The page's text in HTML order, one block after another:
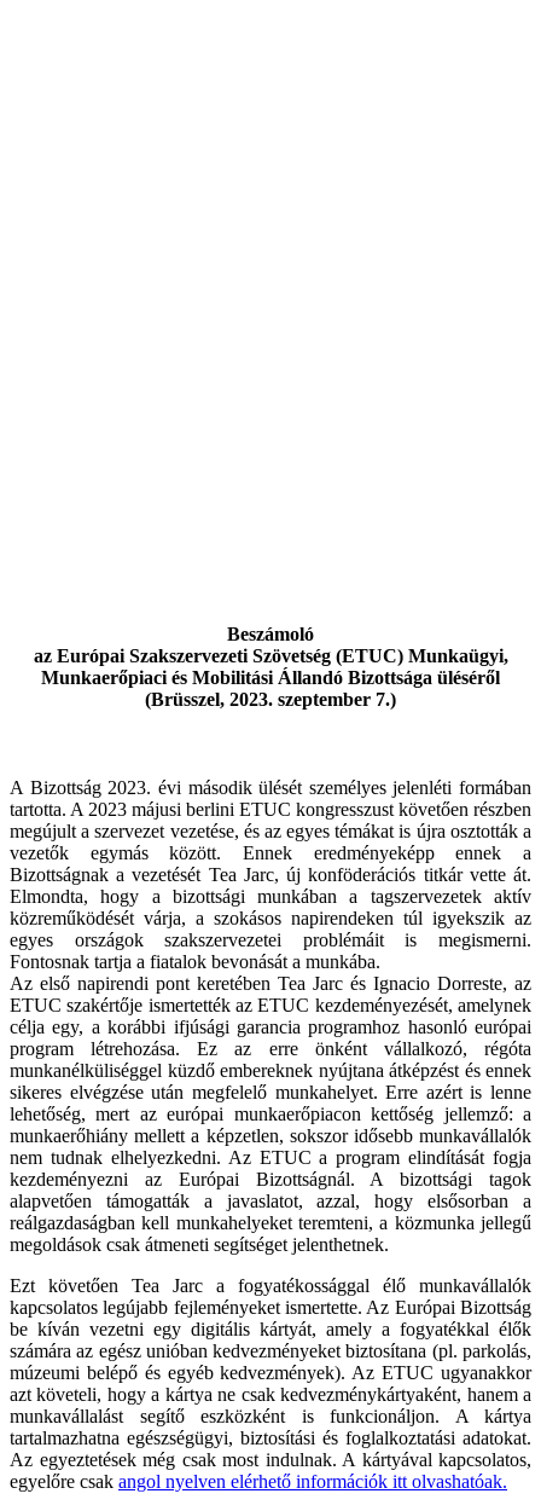
Beszámoló
az Európai Szakszervezeti Szövetség (ETUC) Munkaügyi,
Munkaerőpiaci és Mobilitási Állandó Bizottsága üléséről
(Brüsszel, 2023. szeptember 7.)
A Bizottság 2023. évi második ülését személyes jelenléti formában
tartotta. A 2023 májusi berlini ETUC kongresszust követően részben
megújult a szervezet vezetése, és az egyes témákat is újra osztották a
vezetők egymás között. Ennek eredményeképp ennek a
Bizottságnak a vezetését Tea Jarc, új konföderációs titkár vette át.
Elmondta, hogy a bizottsági munkában a tagszervezetek aktív
közreműködését várja, a szokásos napirendeken túl igyekszik az
egyes országok szakszervezetei problémáit is megismerni.
Fontosnak tartja a fiatalok bevonását a munkába.
Az első napirendi pont keretében Tea Jarc és Ignacio Dorreste, az
ETUC szakértője ismertették az ETUC kezdeményezését, amelynek
célja egy, a korábbi ifjúsági garancia programhoz hasonló európai
program létrehozása. Ez az erre önként vállalkozó, régóta
munkanélküliséggel küzdő embereknek nyújtana átképzést és ennek
sikeres elvégzése után megfelelő munkahelyet. Erre azért is lenne
lehetőség, mert az európai munkaerőpiacon kettőség jellemző: a
munkaerőhiány mellett a képzetlen, sokszor idősebb munkavállalók
nem tudnak elhelyezkedni. Az ETUC a program elindítását fogja
kezdeményezni az Európai Bizottságnál. A bizottsági tagok
alapvetően támogatták a javaslatot, azzal, hogy elsősorban a
reálgazdaságban kell munkahelyeket teremteni, a közmunka jellegű
megoldások csak átmeneti segítséget jelenthetnek.
Ezt követően Tea Jarc a fogyatékossággal élő munkavállalók
kapcsolatos legújabb fejleményeket ismertette. Az Európai Bizottság
be kíván vezetni egy digitális kártyát, amely a fogyatékkal élők
számára az egész unióban kedvezményeket biztosítana (pl. parkolás,
múzeumi belépő és egyéb kedvezmények). Az ETUC ugyanakkor
azt követeli, hogy a kártya ne csak kedvezménykártyaként, hanem a
munkavállalást segítő eszközként is funkcionáljon. A kártya
tartalmazhatna egészségügyi, biztosítási és foglalkoztatási adatokat.
Az egyeztetések még csak most indulnak. A kártyával kapcsolatos,
egyelőre csak angol nyelven elérhető információk itt olvashatóak.